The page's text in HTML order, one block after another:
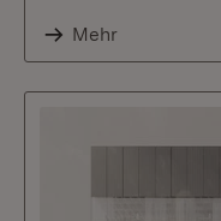
Mehr